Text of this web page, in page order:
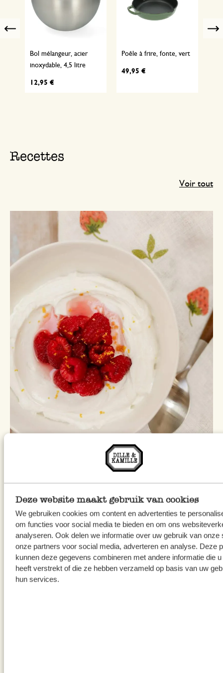
Deze website maakt gebruik van cookies
We gebruiken cookies om content en advertenties te
om functies voor social media te bieden en om ons
analyseren. Ook delen we informatie over uw gebruik van onze
onze partners voor social media, adverteren en analyse. Deze
kunnen deze gegevens combineren met andere informatie die
heeft verstrekt of die ze hebben verzameld op basis van uw
hun services.
Previous
Bol mélangeur, acier
inoxydable, 4,5 litre
12,95 €
Poêle à frire, fonte, vert
49,95 €
Recettes
Voir tout
Fromage blanc aux
framboises